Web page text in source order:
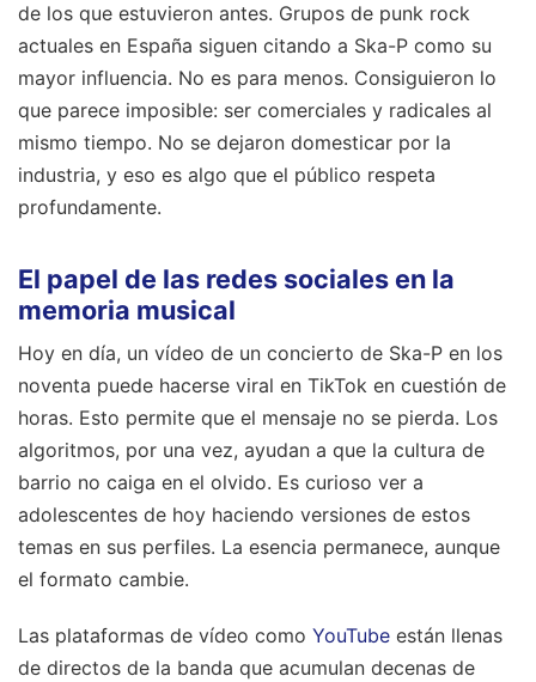
de los que estuvieron antes. Grupos de punk rock
actuales en España siguen citando a Ska-P como su
mayor influencia. No es para menos. Consiguieron lo
que parece imposible: ser comerciales y radicales al
mismo tiempo. No se dejaron domesticar por la
industria, y eso es algo que el público respeta
profundamente.
El papel de las redes sociales en la
memoria musical
Hoy en día, un vídeo de un concierto de Ska-P en los
noventa puede hacerse viral en TikTok en cuestión de
horas. Esto permite que el mensaje no se pierda. Los
algoritmos, por una vez, ayudan a que la cultura de
barrio no caiga en el olvido. Es curioso ver a
adolescentes de hoy haciendo versiones de estos
temas en sus perfiles. La esencia permanece, aunque
el formato cambie.
Las plataformas de vídeo como YouTube están llenas
de directos de la banda que acumulan decenas de